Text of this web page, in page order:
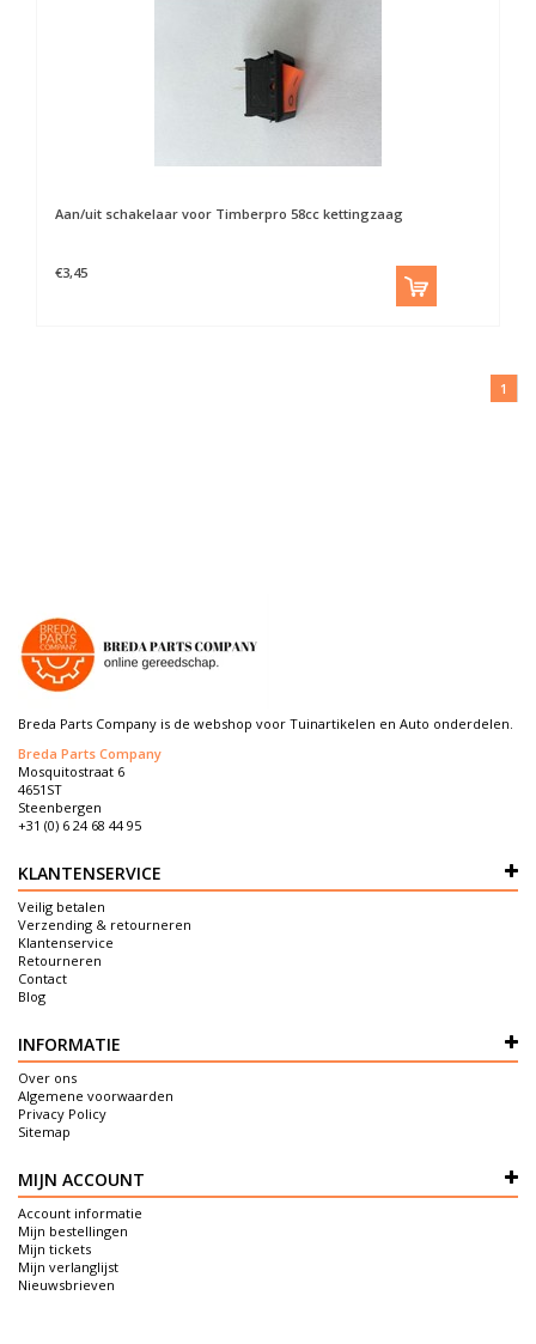
Aan/uit schakelaar voor Timberpro 58cc kettingzaag
€3,45
1
Breda Parts Company is de webshop voor Tuinartikelen en Auto onderdelen.
Breda Parts Company
Mosquitostraat 6
4651ST
Steenbergen
+31 (0) 6 24 68 44 95
KLANTENSERVICE
Veilig betalen
Verzending & retourneren
Klantenservice
Retourneren
Contact
Blog
INFORMATIE
Over ons
Algemene voorwaarden
Privacy Policy
Sitemap
MIJN ACCOUNT
Account informatie
Mijn bestellingen
Mijn tickets
Mijn verlanglijst
Nieuwsbrieven